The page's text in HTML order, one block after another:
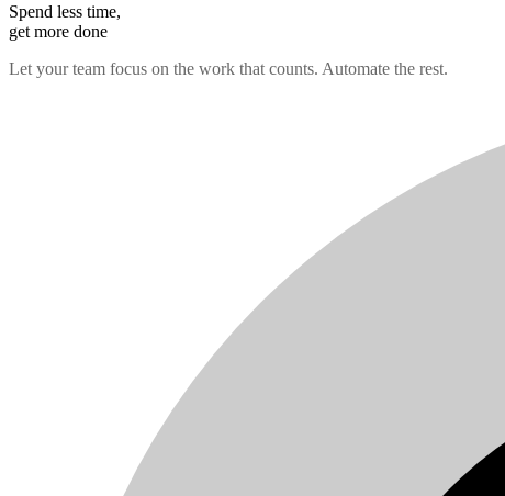
Spend less time,
get more done
Let your team focus on the work that counts. Automate the rest.